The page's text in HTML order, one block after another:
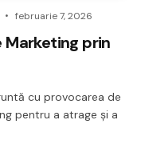
februarie 7, 2026
prin
cu provocarea de
pentru a atrage și a